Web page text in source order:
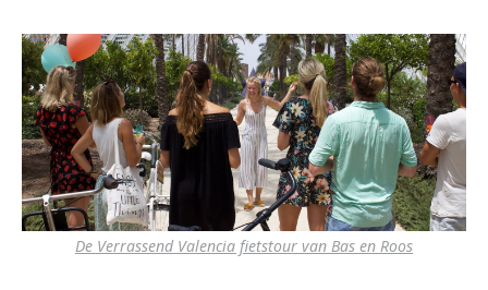
De Verrassend Valencia fietstour van Bas en Roos